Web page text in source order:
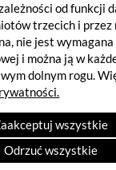
od funkcji
trzecich i
nie jest
i można ją w
dolnym rogu.
wszystkie
Odrzuć wszystkie